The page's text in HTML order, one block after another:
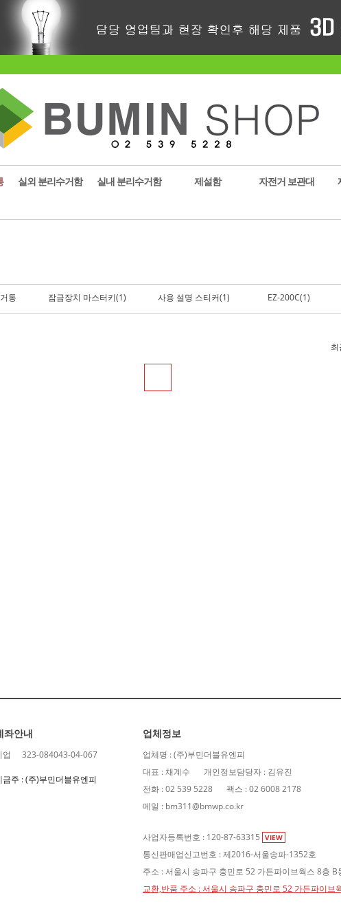
실외 분리수거함 실내 분리수거함 제설함 자전거 보관대
통 잠금장치 마스터키(1) 사용 설명 스티커(1) EZ-200C(1)
좌안내
업 323-084043-04-067
금주 : (주)부민더블유엔피
업체정보
업체명 : (주)부민더블유엔피
대표 : 채계수
개인정보담당자 : 김유진
전화 : 02 539 5228
팩스 : 02 6008 2178
메일 : bm311@bmwp.co.kr
사업자등록번호 : 120-87-63315 VIEW
통신판매업신고번호 : 제2016-서울송파-1352호
주소 : 서울시 송파구 충민로 52 가든파이브웍스 8층
교환,반품 주소 : 서울시 송파구 충민로 52 가든파이브